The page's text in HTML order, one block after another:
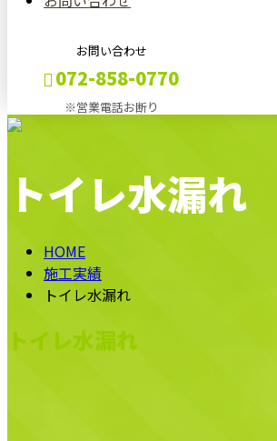
お問い合わせ
072-858-0770
※営業電話お断り
トイレ水漏れ
HOME
施工実績
トイレ水漏れ
トイレ水漏れ